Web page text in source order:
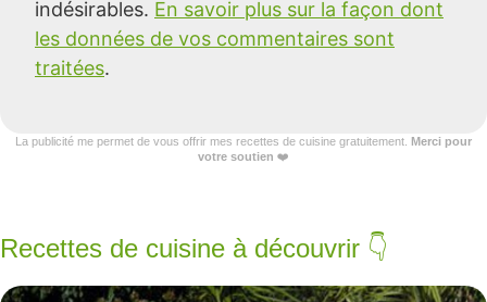
indésirables. En savoir plus sur la façon dont
les données de vos commentaires sont
traitées.
La publicité me permet de vous offrir mes recettes de cuisine gratuitement. Merci pour
votre soutien ❤️
Recettes de cuisine à découvrir 👇